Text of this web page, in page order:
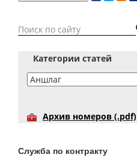
Категории статей
Архив номеров (.pdf)
Служба по контракту